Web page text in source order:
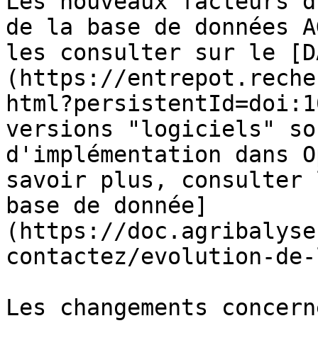
de la base de données
les consulter sur le
(https://
versions "logiciels"
d'implémentation dans
savoir plus, consulter
base de donnée]
(https://
contactez/evolution-
Les changements